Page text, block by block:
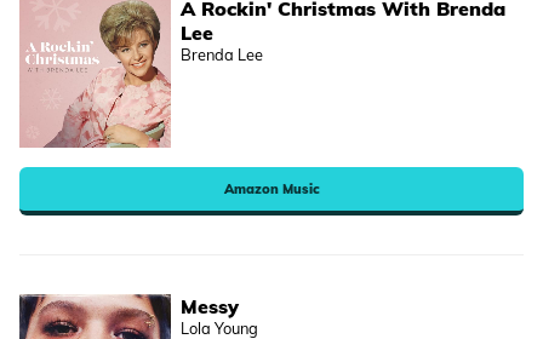
A Rockin' Christmas With Brenda
Lee
Brenda Lee
Amazon Music
Messy
Lola Young